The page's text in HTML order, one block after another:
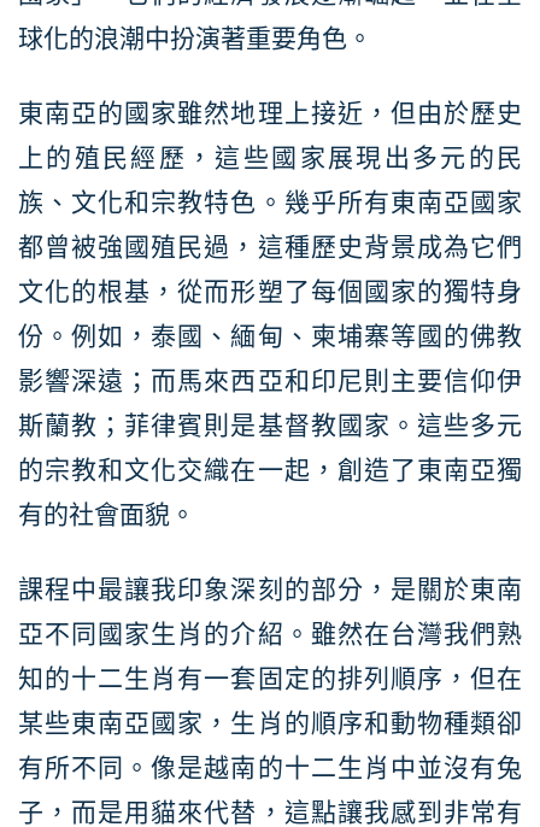
球化的浪潮中扮演著重要角色。
東南亞的國家雖然地理上接近，但由於歷史
上的殖民經歷，這些國家展現出多元的民
族、文化和宗教特色。幾乎所有東南亞國家
都曾被強國殖民過，這種歷史背景成為它們
文化的根基，從而形塑了每個國家的獨特身
份。例如，泰國、緬甸、柬埔寨等國的佛教
影響深遠；而馬來西亞和印尼則主要信仰伊
斯蘭教；菲律賓則是基督教國家。這些多元
的宗教和文化交織在一起，創造了東南亞獨
有的社會面貌。
課程中最讓我印象深刻的部分，是關於東南
亞不同國家生肖的介紹。雖然在台灣我們熟
知的十二生肖有一套固定的排列順序，但在
某些東南亞國家，生肖的順序和動物種類卻
有所不同。像是越南的十二生肖中並沒有兔
子，而是用貓來代替，這點讓我感到非常有